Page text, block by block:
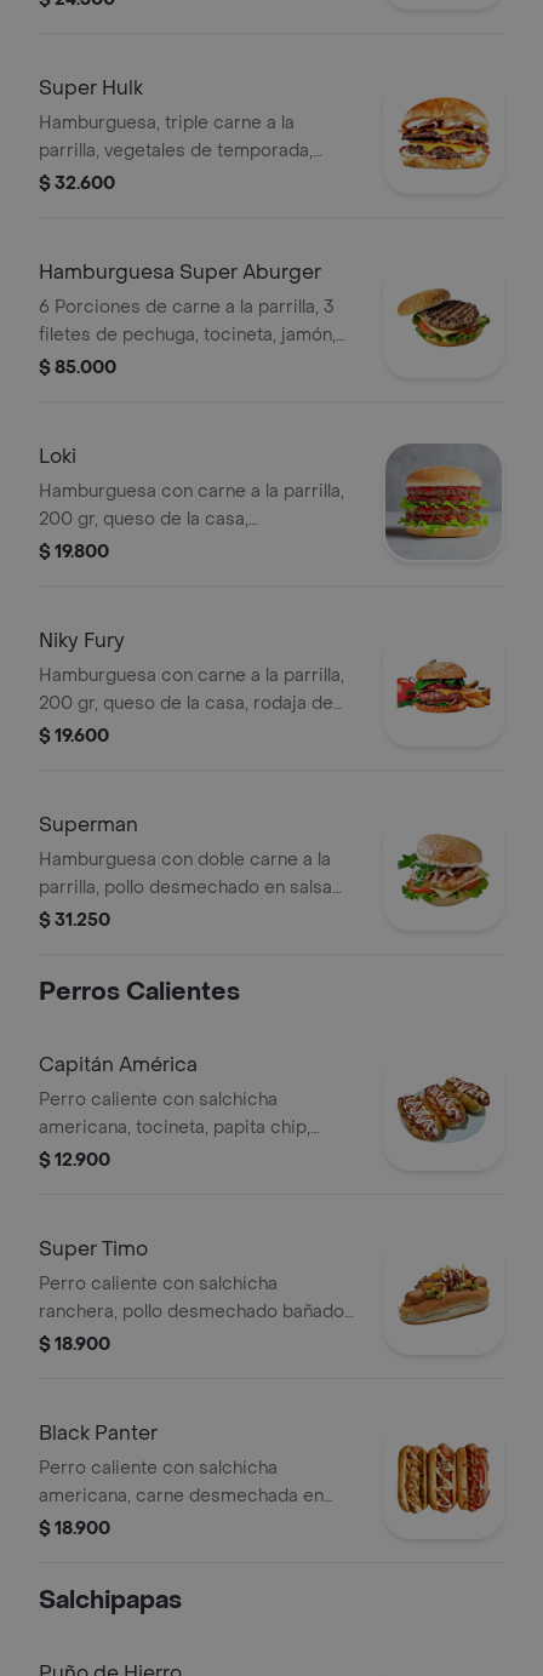
Super Hulk
Hamburguesa, triple carne a la
parrilla, vegetales de temporada,
queso, maduro, huevo a la plancha,
$ 32.600
Hamburguesa Super Aburger
6 Porciones de carne a la parrilla, 3
filetes de pechuga, tocineta, jamón,
aros de cebolla, maduro, huevo a la
$ 85.000
Loki
Hamburguesa con carne a la parrilla,
200 gr, queso de la casa,
champiñones salteados, tocineta,
$ 19.800
Niky Fury
Hamburguesa con carne a la parrilla,
200 gr, queso de la casa, rodaja de
piña, tocineta y acompañada de
$ 19.600
Superman
Hamburguesa con doble carne a la
parrilla, pollo desmechado en salsa
tártara, jamón, tocineta de cerdo
$ 31.250
Perros Calientes
Capitán América
Perro caliente con salchicha
americana, tocineta, papita chip,
recubierto con queso de la casa y
$ 12.900
Super Timo
Perro caliente con salchicha
ranchera, pollo desmechado bañado
en salsa tártara, papita chip, tocineta,
$ 18.900
Black Panter
Perro caliente con salchicha
americana, carne desmechada en
ahogado, artesanal, tocineta, papita
$ 18.900
Salchipapas